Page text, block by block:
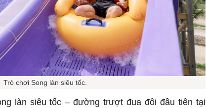
Trò chơi Song làn siêu tốc.
làn siêu tốc – đường trượt đua đôi đầu tiên tại